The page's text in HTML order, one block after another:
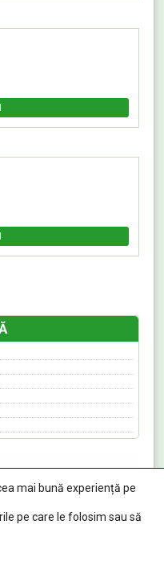
400485, România
, Croatia,The Czech Republic ,
mai bună experiență pe
pe care le folosim sau să